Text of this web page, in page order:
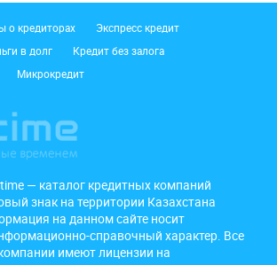
о кредиторах
Экспресс кредит
в долг
Кредит без залога
Микрокредит
— каталог кредитных компаний
знак на территории Казахстана
на данном сайте носит
справочный характер. Все
имеют лицензии на